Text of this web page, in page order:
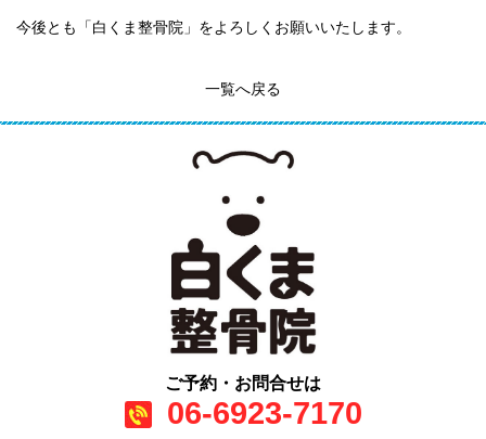
今後とも「白くま整骨院」をよろしくお願いいたします。
一覧へ戻る
ご予約・お問合せは
06-6923-7170